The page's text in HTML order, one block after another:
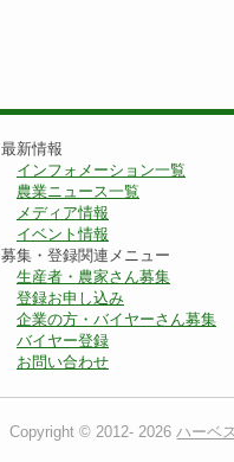
最新情報
インフォメーション一覧
農業ニュース一覧
メディア情報
イベント情報
募集・登録関連メニュー
生産者・農家さん募集
登録お申し込み
企業の方・バイヤーさん募集
バイヤー登録
お問い合わせ
Copyright © 2012- 2026 ハーベ